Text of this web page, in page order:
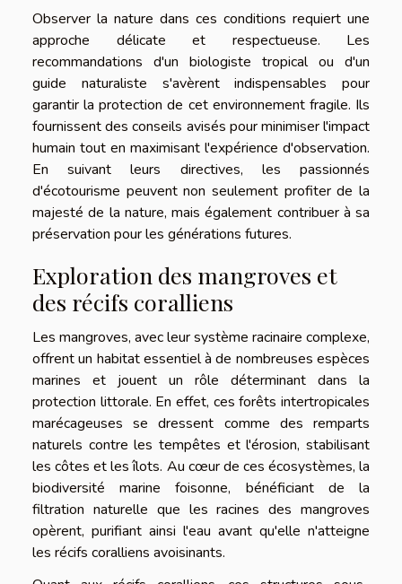
Observer la nature dans ces conditions requiert une
approche délicate et respectueuse. Les
recommandations d'un biologiste tropical ou d'un
guide naturaliste s'avèrent indispensables pour
garantir la protection de cet environnement fragile. Ils
fournissent des conseils avisés pour minimiser l'impact
humain tout en maximisant l'expérience d'observation.
En suivant leurs directives, les passionnés
d'écotourisme peuvent non seulement profiter de la
majesté de la nature, mais également contribuer à sa
préservation pour les générations futures.
Exploration des mangroves et
des récifs coralliens
Les mangroves, avec leur système racinaire complexe,
offrent un habitat essentiel à de nombreuses espèces
marines et jouent un rôle déterminant dans la
protection littorale. En effet, ces forêts intertropicales
marécageuses se dressent comme des remparts
naturels contre les tempêtes et l'érosion, stabilisant
les côtes et les îlots. Au cœur de ces écosystèmes, la
biodiversité marine foisonne, bénéficiant de la
filtration naturelle que les racines des mangroves
opèrent, purifiant ainsi l'eau avant qu'elle n'atteigne
les récifs coralliens avoisinants.